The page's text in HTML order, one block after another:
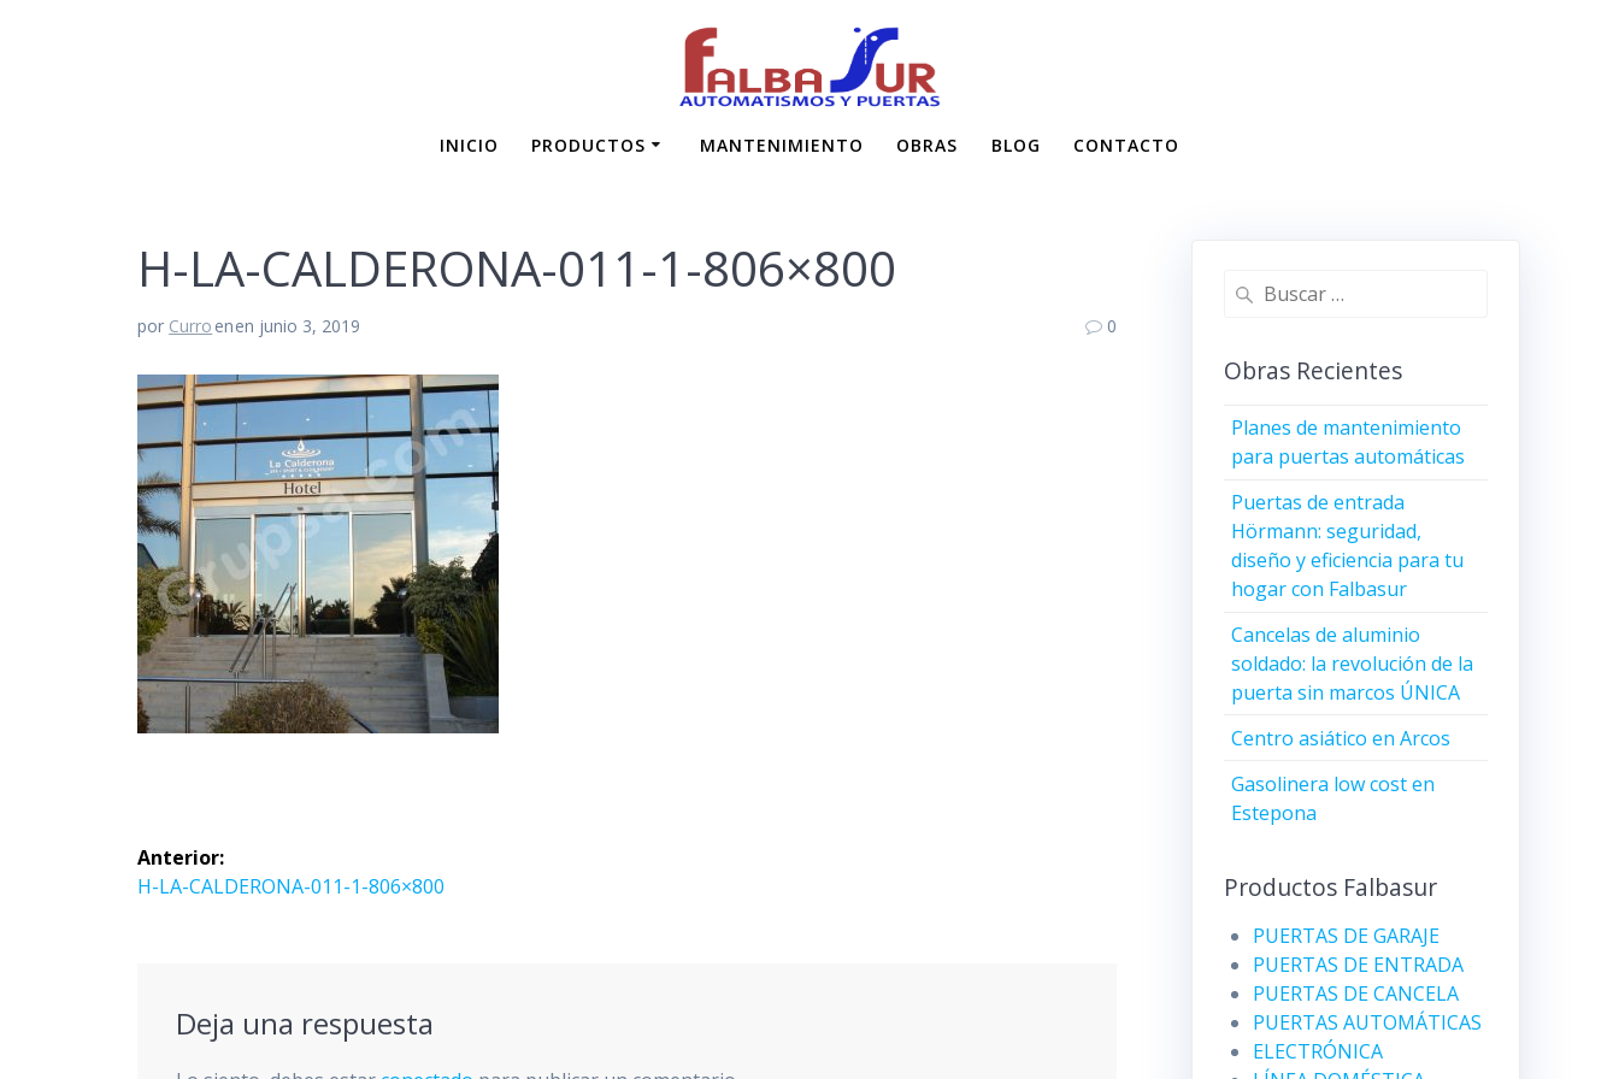
INICIO PRODUCTOS MANTENIMIENTO OBRAS BLOG CONTACTO
H-LA-CALDERONA-011-1-806×800
H-LA-CALDERONA-011-1-806×800
por Curro enen junio 3, 2019 0
Navegación
de
Anterior:
Entrada
H-LA-CALDERONA-011-1-806×800
Deja una respuesta
Buscar:
Obras Recientes
Planes de mantenimiento
para puertas automáticas
Puertas de entrada
Hörmann: seguridad,
diseño y eficiencia para tu
hogar con Falbasur
Cancelas de aluminio
soldado: la revolución de la
puerta sin marcos ÚNICA
Centro asiático en Arcos
Gasolinera low cost en
Estepona
Productos Falbasur
PUERTAS DE GARAJE
PUERTAS DE ENTRADA
PUERTAS DE CANCELA
PUERTAS AUTOMÁTICAS
ELECTRÓNICA